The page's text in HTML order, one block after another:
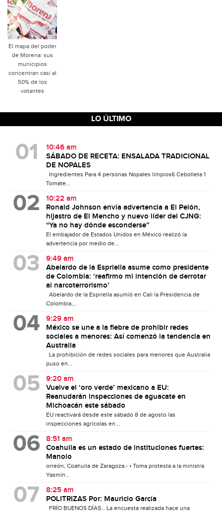
El mapa del poder
de Morena: sus
municipios
concentran casi al
50% de los
votantes
LO ÚLTIMO
10:46 am
SÁBADO DE RECETA: ENSALADA TRADICIONAL
DE NOPALES
Ingredientes Para 4 personas Nopales limpios6 Cebolleta 1
Tomate...
10:22 am
Ronald Johnson envía advertencia a El Pelón,
hijastro de El Mencho y nuevo líder del CJNG:
“Ya no hay dónde esconderse”
El embajador de Estados Unidos en México realizó la
advertencia por medio de...
9:49 am
Abelardo de la Espriella asume como presidente
de Colombia: ‘reafirmo mi intención de derrotar
al narcoterrorismo’
Abelardo de la Espriella asumió en Cali la Presidencia de
Colombia,...
9:29 am
México se une a la fiebre de prohibir redes
sociales a menores: Así comenzó la tendencia en
Australia
La prohibición de redes sociales para menores que Australia
puso en...
9:20 am
Vuelve el ‘oro verde’ mexicano a EU:
Reanudarán inspecciones de aguacate en
Michoacán este sábado
EU reactivará desde este sábado 8 de agosto las
inspecciones agrícolas en...
8:51 am
Coahuila es un estado de instituciones fuertes:
Manolo
orreón, Coahuila de Zaragoza.- • Toma protesta a la ministra
Yasmín...
8:25 am
POLITRIZAS Por: Mauricio García
FRÍO BUENOS DÍAS… La encuesta realizada hace una